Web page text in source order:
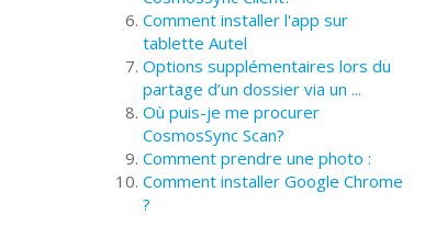
Comment installer l'app sur
tablette Autel
Options supplémentaires lors du
partage d’un dossier via un ...
Où puis-je me procurer
CosmosSync Scan?
Comment prendre une photo :
Comment installer Google Chrome
?